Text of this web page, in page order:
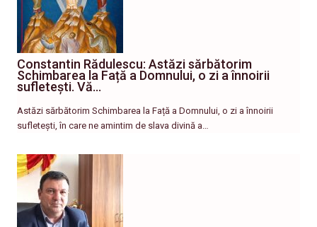
Constantin Rădulescu: Astăzi sărbătorim
Schimbarea la Față a Domnului, o zi a înnoirii
sufletești. Vă…
Astăzi sărbătorim Schimbarea la Față a Domnului, o zi a înnoirii
sufletești, în care ne amintim de slava divină a…